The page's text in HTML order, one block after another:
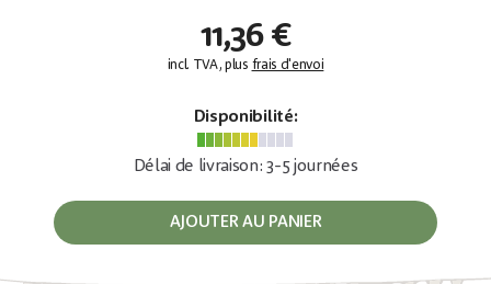
11,36 €
incl. TVA, plus frais d'envoi
Disponibilité:
Délai de livraison: 3-5 journées
AJOUTER AU PANIER